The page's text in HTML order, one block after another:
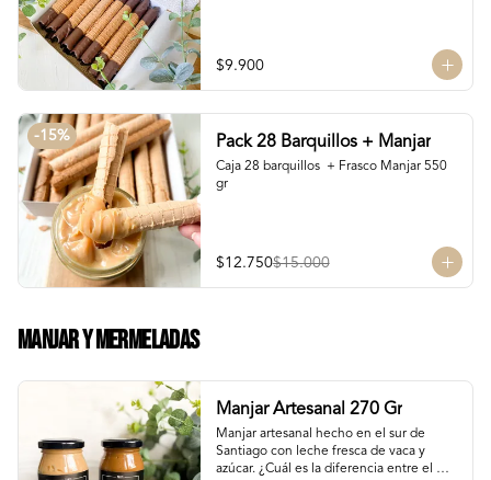
$9.900
-15% Pack 28 Barquillos + Manjar
Caja 28 barquillos  + Frasco Manjar 550
gr
$12.750$15.000
Manjar Y Mermeladas
Manjar Artesanal 270 Gr
Manjar artesanal hecho en el sur de
Santiago con leche fresca de vaca y
azúcar. ¿Cuál es la diferencia entre el